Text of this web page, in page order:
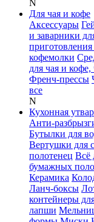
N
Для чая и кофе
Аксессуары
и заварники
кофемолки
для чая и
Френч-прессы
все
N
Кухонная
Анти-
Бутылки для
Вертушки для
полотенец Всё
бумажных
Керамика
Ланч-боксы
контейнеры
лапши